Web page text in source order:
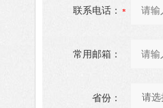
联系电话：
常用邮箱：
省份：